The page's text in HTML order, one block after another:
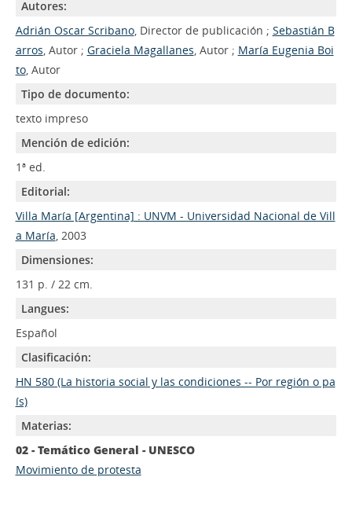
Autores:
Adrián Oscar Scribano, Director de publicación ; Sebastián B
arros, Autor ; Graciela Magallanes, Autor ; María Eugenia Boi
to, Autor
Tipo de documento:
texto impreso
Mención de edición:
1ª ed.
Editorial:
Villa María [Argentina] : UNVM - Universidad Nacional de Vill
a María, 2003
Dimensiones:
131 p. / 22 cm.
Langues:
Español
Clasificación:
HN 580 (La historia social y las condiciones -- Por región o pa
ís)
Materias:
02 - Temático General - UNESCO
Movimiento de protesta